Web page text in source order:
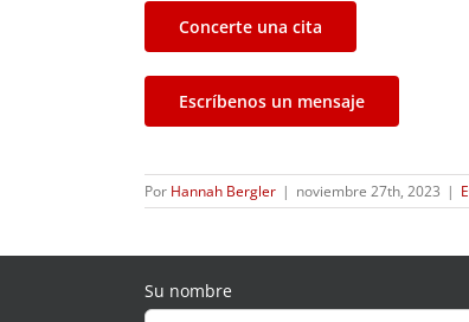
Concerte una cita
Escríbenos un mensaje
Por Hannah Bergler | noviembre 27th, 2023 |
Su nombre